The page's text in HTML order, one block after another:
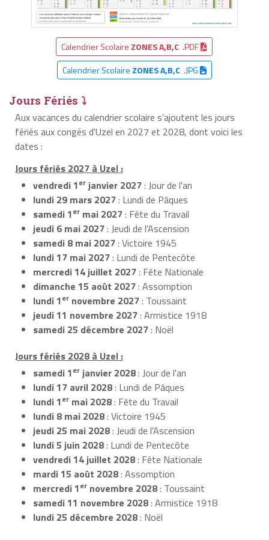
Calendrier Scolaire ZONES A,B,C .PDF
Calendrier Scolaire ZONES A,B,C.JPG
Jours Fériés ⤵
Aux vacances du calendrier scolaire s’ajoutent les jours
fériés aux congés d'Uzel en 2027 et 2028, dont voici les
dates :
Jours fériés 2027 à Uzel :
vendredi 1er janvier 2027: Jour de l'an
lundi 29 mars 2027: Lundi de Pâques
samedi 1er mai 2027: Fête du Travail
jeudi 6 mai 2027: Jeudi de l'Ascension
samedi 8 mai 2027: Victoire 1945
lundi 17 mai 2027: Lundi de Pentecôte
mercredi 14 juillet 2027: Fête Nationale
dimanche 15 août 2027: Assomption
lundi 1er novembre 2027: Toussaint
jeudi 11 novembre 2027: Armistice 1918
samedi 25 décembre 2027: Noël
Jours fériés 2028 à Uzel :
samedi 1er janvier 2028: Jour de l'an
lundi 17 avril 2028: Lundi de Pâques
lundi 1er mai 2028: Fête du Travail
lundi 8 mai 2028: Victoire 1945
jeudi 25 mai 2028: Jeudi de l'Ascension
lundi 5 juin 2028: Lundi de Pentecôte
vendredi 14 juillet 2028: Fête Nationale
mardi 15 août 2028: Assomption
mercredi 1er novembre 2028: Toussaint
samedi 11 novembre 2028: Armistice 1918
lundi 25 décembre 2028: Noël